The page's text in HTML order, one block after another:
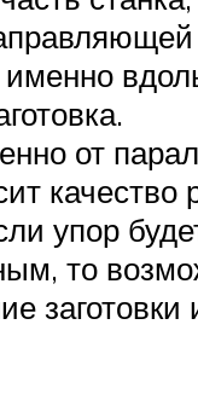
именно
от
качество
упор
то
заготовки